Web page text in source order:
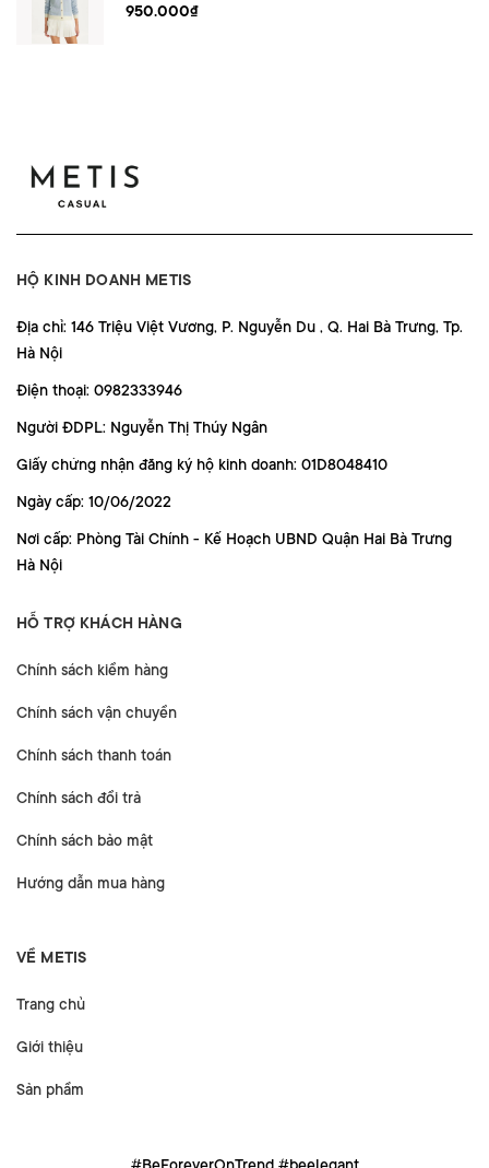
950.000₫
HỘ KINH DOANH METIS
Địa chỉ: 146 Triệu Việt Vương, P. Nguyễn Du , Q. Hai Bà Trưng, Tp.
Hà Nội
Điện thoại: 0982333946
Người ĐDPL: Nguyễn Thị Thúy Ngân
Giấy chứng nhận đăng ký hộ kinh doanh: 01D8048410
Ngày cấp: 10/06/2022
Nơi cấp: Phòng Tài Chính - Kế Hoạch UBND Quận Hai Bà Trưng
Hà Nội
HỖ TRỢ KHÁCH HÀNG
Chính sách kiểm hàng
Chính sách vận chuyển
Chính sách thanh toán
Chính sách đổi trả
Chính sách bảo mật
Hướng dẫn mua hàng
VỀ METIS
Trang chủ
Giới thiệu
Sản phẩm